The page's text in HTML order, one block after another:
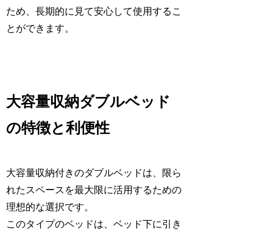
ため、長期的に見て安心して使用するこ
とができます。
大容量収納ダブルベッド
の特徴と利便性
大容量収納付きのダブルベッドは、限ら
れたスペースを最大限に活用するための
理想的な選択です。
このタイプのベッドは、ベッド下に引き